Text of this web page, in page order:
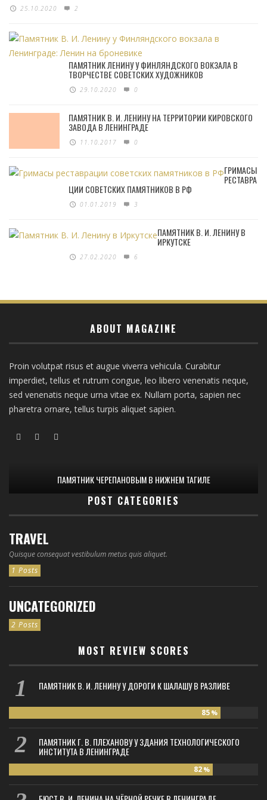
25.10.2020 2
ПАМЯТНИК ЛЕНИНУ У ФИНЛЯНДСКОГО ВОКЗАЛА В
ТВОРЧЕСТВЕ СОВЕТСКИХ ХУДОЖНИКОВ
29.10.2020 0
ПАМЯТНИК В. И. ЛЕНИНУ НА ТЕРРИТОРИИ КИРОВСКОГО
ЗАВОДА В ЛЕНИНГРАДЕ
11.10.2017 0
ГРИМАСЫ
РЕСТАВРА
ЦИИ СОВЕТСКИХ ПАМЯТНИКОВ В РФ
01.01.2019 3
ПАМЯТНИК В. И. ЛЕНИНУ В
ИРКУТСКЕ
27.02.2020 6
ABOUT MAGAZINE
Proin volutpat risus et augue viverra vehicula. Curabitur
imperdiet, tellus et rutrum congue, leo libero venenatis neque,
sed venenatis neque urna vitae ex. Nullam porta, sapien nec
pharetra ornare, tellus turpis aliquet sapien.
ПАМЯТНИК ЧЕРЕПАНОВЫМ В НИЖНЕМ ТАГИЛЕ
POST CATEGORIES
TRAVEL
Quisque consequat vestibulum metus quis aliquet.
1 Posts
UNCATEGORIZED
2 Posts
MOST REVIEW SCORES
ПАМЯТНИК В. И. ЛЕНИНУ У ДОРОГИ К ШАЛАШУ В РАЗЛИВЕ
85 %
ПАМЯТНИК Г. В. ПЛЕХАНОВУ У ЗДАНИЯ ТЕХНОЛОГИЧЕСКОГО
ИНСТИТУТА В ЛЕНИНГРАДЕ
82 %